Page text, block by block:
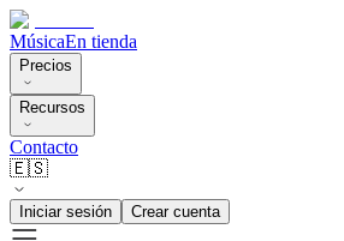
MúsicaEn tienda
Precios
Recursos
Contacto
🇪🇸
Iniciar sesión Crear cuenta